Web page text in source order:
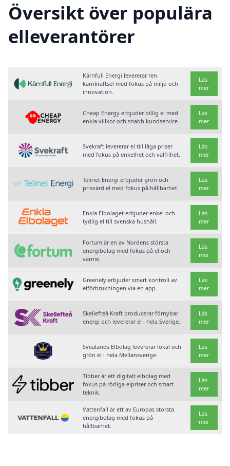
Översikt över populära
elleverantörer
Kärnfull Energi levererar ren
kärnkraftsel med fokus på miljö och
innovation.
Läs
mer
Cheap Energy erbjuder billig el med
enkla villkor och snabb kundservice.
Läs
mer
Svekraft levererar el till låga priser
med fokus på enkelhet och valfrihet.
Läs
mer
Telinet Energi erbjuder grön och
prisvärd el med fokus på hållbarhet.
Läs
mer
Enkla Elbolaget erbjuder enkel och
tydlig el till svenska hushåll.
Läs
mer
Fortum är en av Nordens största
energibolag med fokus på el och
värme.
Läs
mer
Greenely erbjuder smart kontroll av
elförbrukningen via en app.
Läs
mer
Skellefteå Kraft producerar förnybar
energi och levererar el i hela Sverige.
Läs
mer
Svealands Elbolag levererar lokal och
grön el i hela Mellansverige.
Läs
mer
Tibber är ett digitalt elbolag med
fokus på rörliga elpriser och smart
teknik.
Läs
mer
Vattenfall är ett av Europas största
energibolag med fokus på
hållbarhet.
Läs
mer